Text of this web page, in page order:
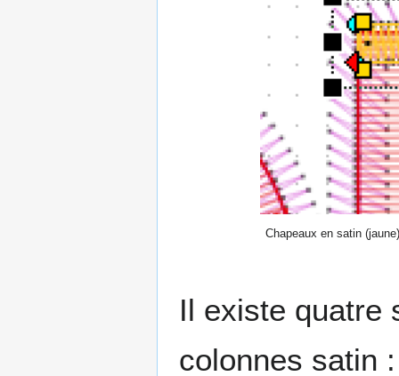
Chapeaux en satin
Il existe quatre
colonnes satin :